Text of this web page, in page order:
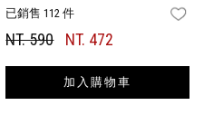
FAVORITES
已銷售 112 件
NT. 590 NT. 472
加入購物車